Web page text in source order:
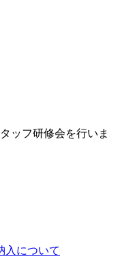
ッフ研修会を行いま
入について